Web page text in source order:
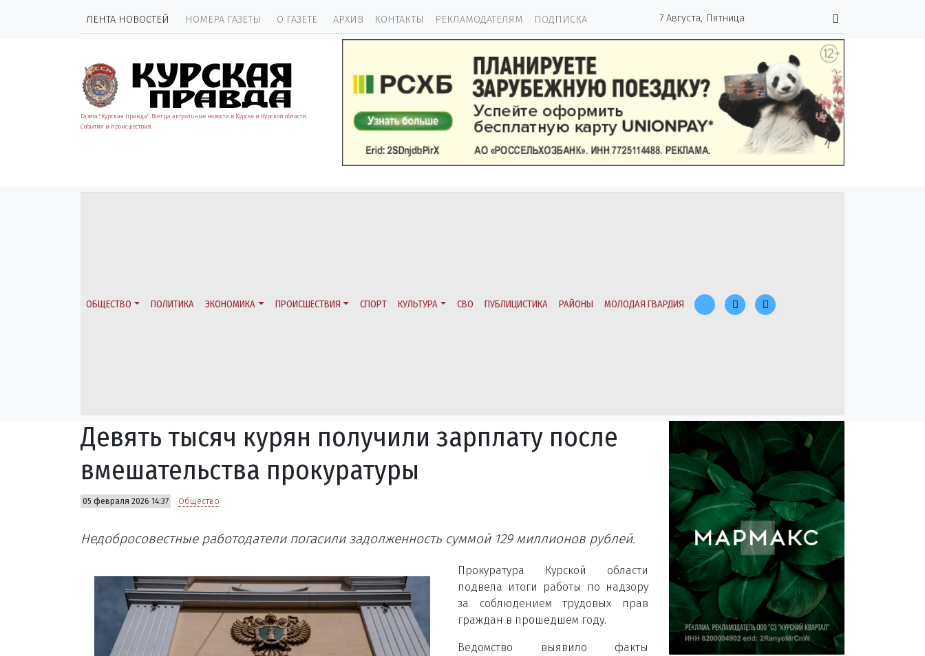
ЛЕНТА НОВОСТЕЙ НОМЕРА ГАЗЕТЫ О ГАЗЕТЕ АРХИВ КОНТАКТЫ РЕКЛАМОДАТЕЛЯМ ПОДПИСКА 7 Августа, Пятница
Газета "Курская правда". Всегда актуальные новости в Курске и Курской области.
События и происшествия.
ОБЩЕСТВО ПОЛИТИКА ЭКОНОМИКА ПРОИСШЕСТВИЯ СПОРТ КУЛЬТУРА СВО ПУБЛИЦИСТИКА РАЙОНЫ МОЛОДАЯ ГВАРДИЯ
Девять тысяч курян получили зарплату после
вмешательства прокуратуры
05 февраля 2026 14:37 Общество
Недобросовестные работодатели погасили задолженность суммой 129 миллионов рублей.
Прокуратура Курской области
подвела итоги работы по надзору
за соблюдением трудовых прав
граждан в прошедшем году.
Ведомство выявило факты